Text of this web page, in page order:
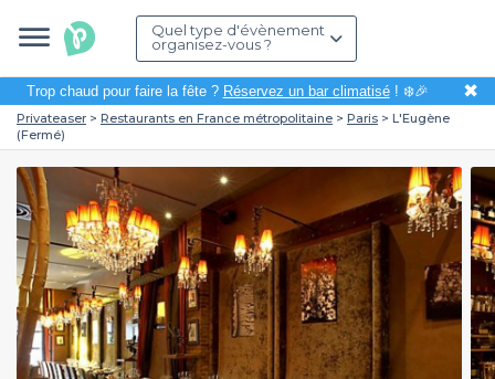
Quel type d'évènement
organisez-vous ?
Trop chaud pour faire la fête ? Réservez un bar climatisé! ❄️🎉 ✖
Privateaser Restaurants en France métropolitaine Paris
L'Eugène
(Fermé)